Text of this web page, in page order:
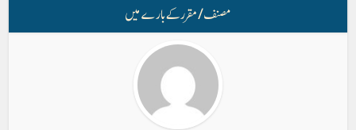
مصنف/ مقرر کے بارے میں